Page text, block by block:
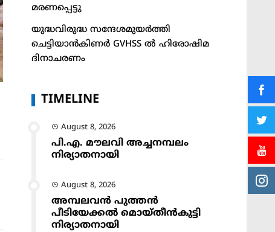
മരണപ്പെട്ടു
യുദ്ധവിരുദ്ധ സന്ദേശമുയർത്തി
ചെട്ടിയാൻകിണർ GVHSS ൽ ഹിരോഷിമ
ദിനാചരണം
TIMELINE
August 8, 2026
പി.എ. മൗലവി അച്ചനമ്പലം
നിര്യാതനായി
August 8, 2026
അമ്പലവൻ പുത്തൻ
പീടിയേക്കൽ മൊയ്തീൻകുട്ടി
നിര്യാതനായി